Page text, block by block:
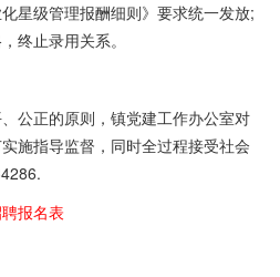
星级管理报酬细则》要求统一发放;
终止录用关系。
公正的原则，镇党建工作办公室对
施指导监督，同时全过程接受社会
报名表